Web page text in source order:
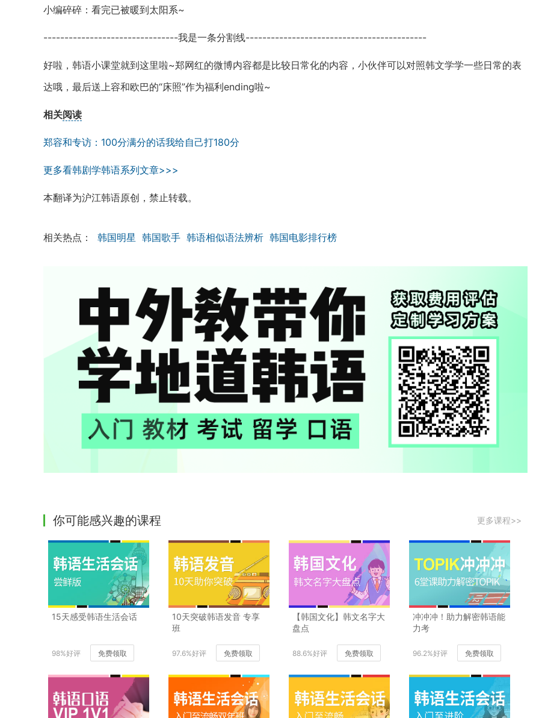
小编碎碎：看完已被暖到太阳系~
--------------------------------我是一条分割线-------------------------------------------
好啦，韩语小课堂就到这里啦~郑网红的微博内容都是比较日常化的内容，小伙伴可以对照韩文学学一些日常的表
达哦，最后送上容和欧巴的“床照”作为福利ending啦~
相关阅读
郑容和专访：100分满分的话我给自己打180分
更多看韩剧学韩语系列文章>>>
本翻译为沪江韩语原创，禁止转载。
相关热点： 韩国明星 韩国歌手 韩语相似语法辨析 韩国电影排行榜
你可能感兴趣的课程 更多课程>>
15天感受韩语生活会话
98%好评 免费领取
10天突破韩语发音 专享
班
97.6%好评 免费领取
【韩国文化】韩文名字大
盘点
88.6%好评 免费领取
冲冲冲！助力解密韩语能
力考
96.2%好评 免费领取